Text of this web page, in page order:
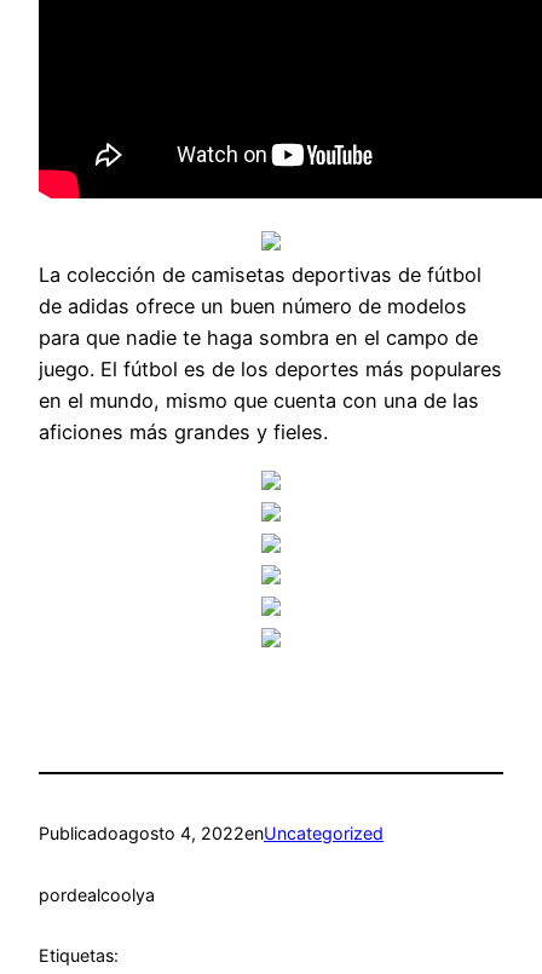
La colección de camisetas deportivas de fútbol
de adidas ofrece un buen número de modelos
para que nadie te haga sombra en el campo de
juego. El fútbol es de los deportes más populares
en el mundo, mismo que cuenta con una de las
aficiones más grandes y fieles.
Publicadoagosto 4, 2022enUncategorized
pordealcoolya
Etiquetas: